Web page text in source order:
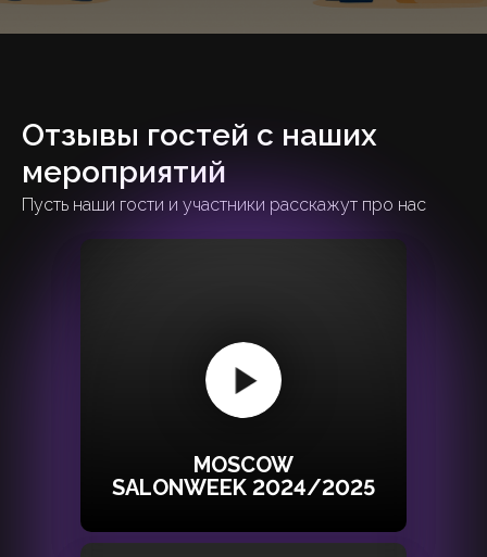
Отзывы гостей с наших
мероприятий
Пусть наши гости и участники расскажут про нас
MOSCOW
SALONWEEK 2024/2025